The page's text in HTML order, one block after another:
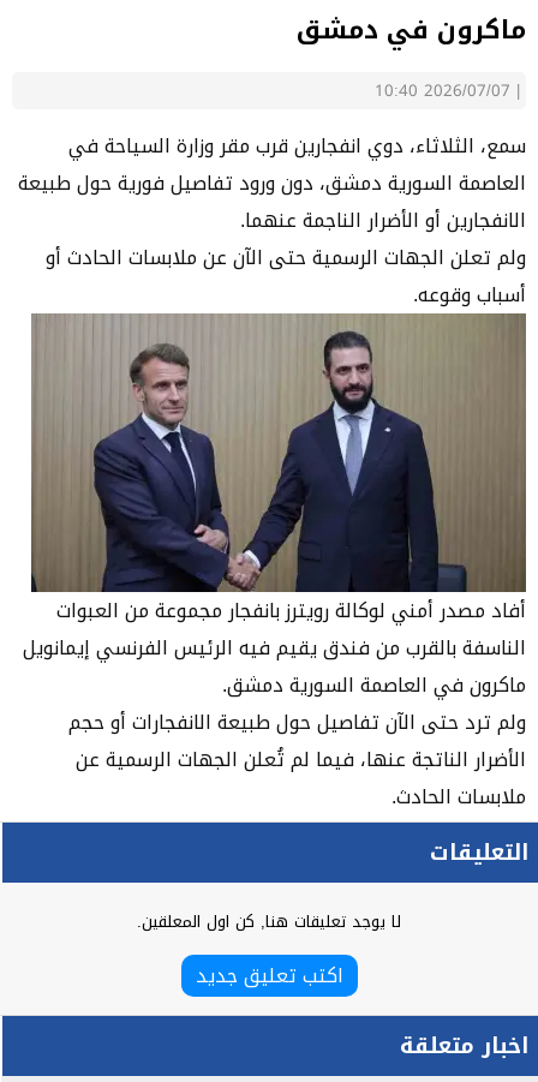
ماكرون في دمشق
|
2026/07/07 10:40
سمع، الثلاثاء، دوي انفجارين قرب مقر وزارة السياحة في
العاصمة السورية دمشق، دون ورود تفاصيل فورية حول طبيعة
الانفجارين أو الأضرار الناجمة عنهما.
ولم تعلن الجهات الرسمية حتى الآن عن ملابسات الحادث أو
أسباب وقوعه.
أفاد مصدر أمني لوكالة رويترز بانفجار مجموعة من العبوات
الناسفة بالقرب من فندق يقيم فيه الرئيس الفرنسي إيمانويل
ماكرون في العاصمة السورية دمشق.
ولم ترد حتى الآن تفاصيل حول طبيعة الانفجارات أو حجم
الأضرار الناتجة عنها، فيما لم تُعلن الجهات الرسمية عن
ملابسات الحادث.
التعليقات
لا يوجد تعليقات هنا, كن اول المعلقين.
اكتب تعليق جديد
اخبار متعلقة